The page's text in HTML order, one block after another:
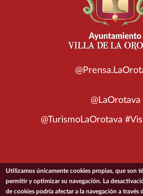
@LaOrotava
@TurismoLaOrotava
© 2026 Ayuntamiento de la
Utilizamos únicamente cookies propias, que son
permitir y optimizar su navegación. La
de cookies podría afectar a la navegación a través